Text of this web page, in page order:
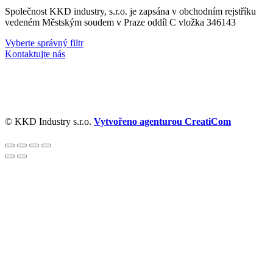
Společnost KKD industry, s.r.o. je zapsána v obchodním rejstříku
vedeném Městským soudem v Praze oddíl C vložka 346143
Vyberte správný filtr
Kontaktujte nás
© KKD Industry s.r.o. Vytvořeno agenturou CreatiCom